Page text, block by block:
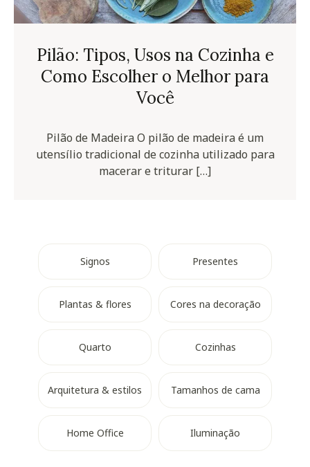
Pilão: Tipos, Usos na Cozinha e
Como Escolher o Melhor para
Você
Pilão de Madeira O pilão de madeira é um
utensílio tradicional de cozinha utilizado para
macerar e triturar […]
Signos Presentes
Plantas & flores Cores na decoração
Quarto Cozinhas
Arquitetura & estilos Tamanhos de cama
Home Office Iluminação